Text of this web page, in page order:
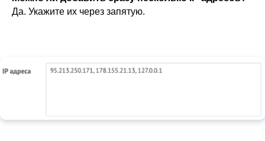
Да. Укажите их через запятую.